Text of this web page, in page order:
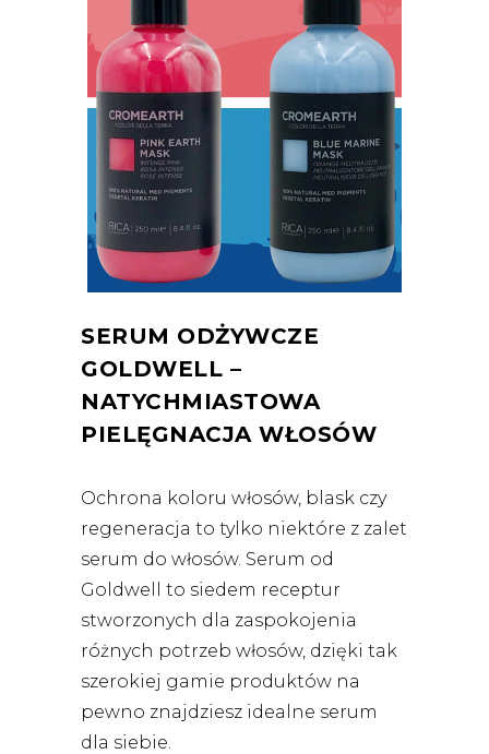
SERUM ODŻYWCZE
GOLDWELL –
NATYCHMIASTOWA
PIELĘGNACJA WŁOSÓW
Ochrona koloru włosów, blask czy
regeneracja to tylko niektóre z zalet
serum do włosów. Serum od
Goldwell to siedem receptur
stworzonych dla zaspokojenia
różnych potrzeb włosów, dzięki tak
szerokiej gamie produktów na
pewno znajdziesz idealne serum
dla siebie.